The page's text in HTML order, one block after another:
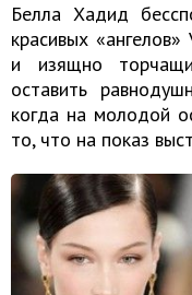
Белла Хадид
красивых
и изящно
оставить
когда на молодой
то, что на показ